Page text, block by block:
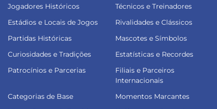
Jogadores Históricos
Técnicos e Treinadores
Estádios e Locais de Jogos
Rivalidades e Clássicos
Partidas Históricas
Mascotes e Símbolos
Curiosidades e Tradições
Estatísticas e Recordes
Patrocínios e Parcerias
Filiais e Parceiros
Internacionais
Categorias de Base
Momentos Marcantes